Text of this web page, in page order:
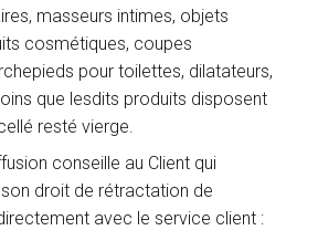
masseurs intimes, objets
cosmétiques, coupes
pour toilettes, dilatateurs,
que lesdits produits disposent
resté vierge.
conseille au Client qui
droit de rétractation de
avec le service client :